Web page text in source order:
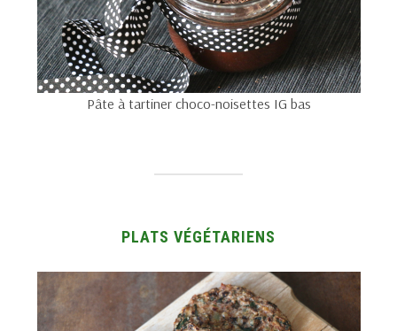
Pâte à tartiner choco-noisettes IG bas
PLATS VÉGÉTARIENS